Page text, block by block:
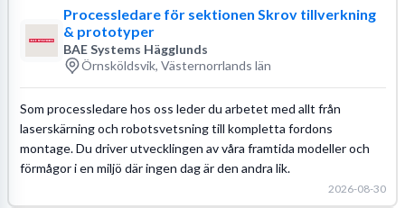
Processledare för sektionen Skrov tillverkning
& prototyper
BAE Systems Hägglunds
Örnsköldsvik, Västernorrlands län
Som processledare hos oss leder du arbetet med allt från
laserskärning och robotsvetsning till kompletta fordons
montage. Du driver utvecklingen av våra framtida modeller och
förmågor i en miljö där ingen dag är den andra lik.
2026-08-30